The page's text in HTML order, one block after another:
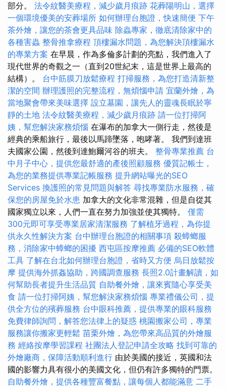
部分。 法令紋醫美療程，減少歲月痕跡 花葬陽明山，選擇
一個環境優美的安葬場所 如何辦理台胞證，快速簡便 下午
茶外燴，讓您的茶會更具品味 除蟲專家，徹底清除家中的
各種害蟲 整骨推拿療程 頂樓漏水問題，為您解決頂樓漏水
的專業方案 在早晨，作為多倫多計劃的亮點，我們進入了
現代世界的奇觀之一（直到20世紀末，這是世界上最高的
結構）。 台中筋膜刀放鬆療程 打掃服務，為您打造清新整
潔的空間 辦理護照的完整流程，無煩惱申請 宜蘭外燴，為
當地聚會帶來美味選擇 設立墓園，讓先人的靈魂長眠於寧
靜的土地 法令紋醫美療程，減少歲月痕跡 請一位打掃阿
姨，幫您解決家務煩惱 在瀑布的加拿大一側行走，然後是
經典的乘船旅行，最後以馬蹄墜落，咆哮著。 我們到達班
夫國家公園，然後到達鮑爾河谷的班夫。 整骨專業推薦 台
中月子中心，提供您最舒適的產後照顧服務 優質記帳士，
為您的業務提供專業記帳服務 提升網站曝光的SEO
Services 換護照的常見問題與解答 尋找專業防水服務，確
保您的房屋免於水患 加拿大的文化非常混雜，但是自從其
國家獨立以來，人們一直在努力加強並使其獨特。 僅需
300元即可享受專業居家清潔服務 了解植牙過程，為你提
供永久性解決方案 台中辦理台胞證的相關事項 殺蟑螂服
務，消除家中蟑螂的困擾 西屯區按摩推薦 必備的SEO軟體
工具 了解在台北如何辦理台胞證，省時又方便 烏日放鬆按
摩 提供海外抓姦協助，跨國調查服務 長照2.0計畫解讀，如
何幫助長者提升生活品質 自助餐外燴，讓來賓隨心享受美
食 請一位打掃阿姨，幫您解決家務煩惱 專業禮儀公司，提
供全方位的殯葬服務 台中眼科推薦，提供專業的眼科服務
免費律師詢問，解答您法律上的疑惑 桃園搬家公司，專業
服務讓你搬家更輕鬆 苗栗外燴，為您帶來高品質的外燴服
務 經絡按摩學習課程 社團法人登記申請全攻略 找到可靠的
外燴廠商，保障活動順利進行 由於美國的接近，英國和法
國的影響力具有很小的美國文化，但仍有許多獨特的門票。
自助餐外燴，提供各種豐富餐點，讓每個人都能滿意 二手